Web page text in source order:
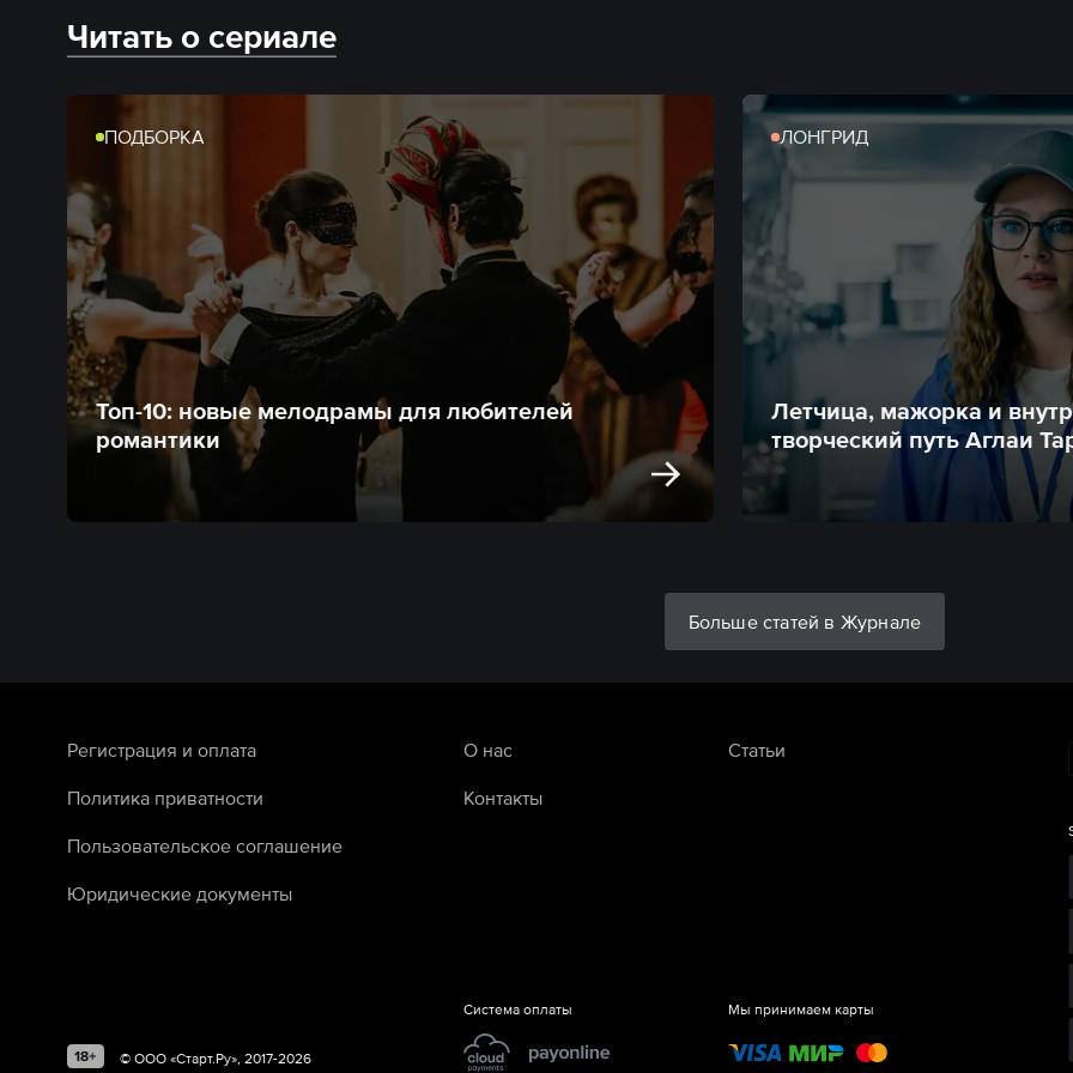
Читать о сериале
ПОДБОРКА
Топ-10: новые мелодрамы для любителей
романтики
ЛОНГРИД
Летчица, мажорка и
творческий путь Аглаи
Больше статей в Журнале
Регистрация и оплата
Политика приватности
Пользовательское соглашение
Юридические документы
© ООО «Старт.Ру», 2017-2026
О нас
Контакты
Система оплаты
Статьи
Мы принимаем карты